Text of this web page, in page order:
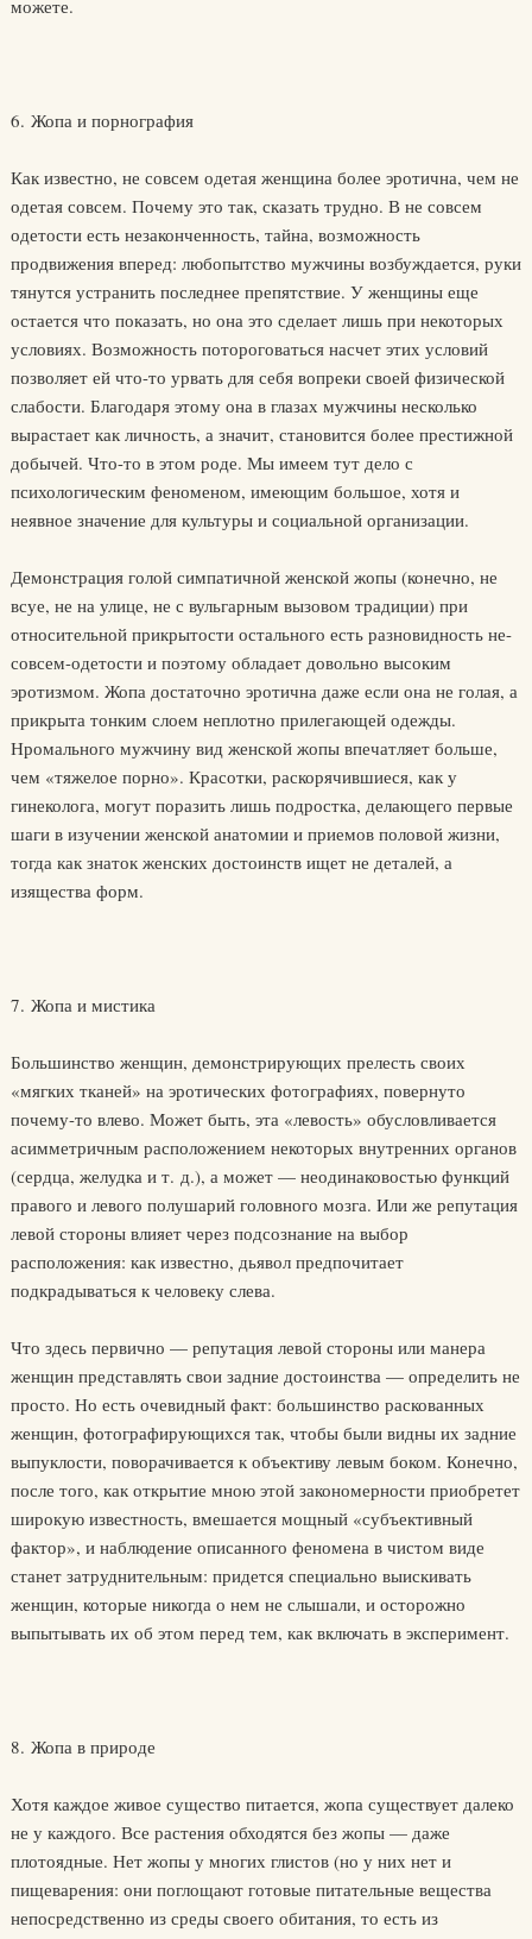
можете.
6. Жопа и порнография
Как известно, не совсем одетая женщина более эротична, чем не
одетая совсем. Почему это так, сказать трудно. В не совсем
одетости есть незаконченность, тайна, возможность
продвижения вперед: любопытство мужчины возбуждается, руки
тянутся устранить последнее препятствие. У женщины еще
остается что показать, но она это сделает лишь при некоторых
условиях. Возможность потороговаться насчет этих условий
позволяет ей что-то урвать для себя вопреки своей физической
слабости. Благодаря этому она в глазах мужчины несколько
вырастает как личность, а значит, становится более престижной
добычей. Что-то в этом роде. Мы имеем тут дело с
психологическим феноменом, имеющим большое, хотя и
неявное значение для культуры и социальной организации.
Демонстрация голой симпатичной женской жопы (конечно, не
всуе, не на улице, не с вульгарным вызовом традиции) при
относительной прикрытости остального есть разновидность не-
совсем-одетости и поэтому обладает довольно высоким
эротизмом. Жопа достаточно эротична даже если она не голая, а
прикрыта тонким слоем неплотно прилегающей одежды.
Нромального мужчину вид женской жопы впечатляет больше,
чем «тяжелое порно». Красотки, раскорячившиеся, как у
гинеколога, могут поразить лишь подростка, делающего первые
шаги в изучении женской анатомии и приемов половой жизни,
тогда как знаток женских достоинств ищет не деталей, а
изящества форм.
7. Жопа и мистика
Большинство женщин, демонстрирующих прелесть своих
«мягких тканей» на эротических фотографиях, повернуто
почему-то влево. Может быть, эта «левость» обусловливается
асимметричным расположением некоторых внутренних органов
(сердца, желудка и т. д.), а может — неодинаковостью функций
правого и левого полушарий головного мозга. Или же репутация
левой стороны влияет через подсознание на выбор
расположения: как известно, дьявол предпочитает
подкрадываться к человеку слева.
Что здесь первично — репутация левой стороны или манера
женщин представлять свои задние достоинства — определить не
просто. Но есть очевидный факт: большинство раскованных
женщин, фотографирующихся так, чтобы были видны их задние
выпуклости, поворачивается к объективу левым боком. Конечно,
после того, как открытие мною этой закономерности приобретет
широкую известность, вмешается мощный «субъективный
фактор», и наблюдение описанного феномена в чистом виде
станет затруднительным: придется специально выискивать
женщин, которые никогда о нем не слышали, и осторожно
выпытывать их об этом перед тем, как включать в эксперимент.
8. Жопа в природе
Хотя каждое живое существо питается, жопа существует далеко
не у каждого. Все растения обходятся без жопы — даже
плотоядные. Нет жопы у многих глистов (но у них нет и
пищеварения: они поглощают готовые питательные вещества
непосредственно из среды своего обитания, то есть из